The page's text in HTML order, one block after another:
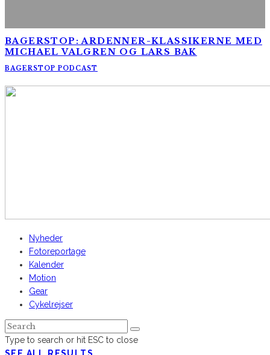
BAGERSTOP: ARDENNER-KLASSIKERNE MED
MICHAEL VALGREN OG LARS BAK
BAGERSTOP PODCAST
Nyheder
Fotoreportage
Kalender
Motion
Gear
Cykelrejser
Type to search or hit ESC to close
SEE ALL RESULTS